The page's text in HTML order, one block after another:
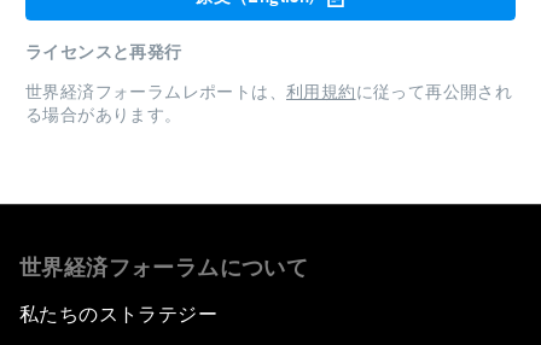
ライセンスと再発行
世界経済フォーラムレポートは、 利用規約に従って再公開され
る場合があります。
世界経済フォーラムについて
私たちのストラテジー